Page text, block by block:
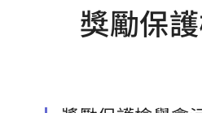
獎勵保